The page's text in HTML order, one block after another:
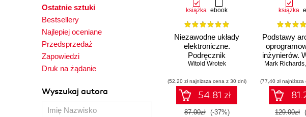
Ostatnie sztuki
Bestsellery
Najlepiej oceniane
Przedsprzedaż
Zapowiedzi
Druk na żądanie
Wyszukaj autora
książka ebook
Niezawodne układy
elektroniczne.
Podręcznik
konstruktora
Witold Wrotek
(52,20 zł najniższa cena z 30 dni)
54.81 zł
87.00zł (-37%)
książka
Podstawy
inżynierów.
Mark Richards,
(77,40 zł
129.00zł